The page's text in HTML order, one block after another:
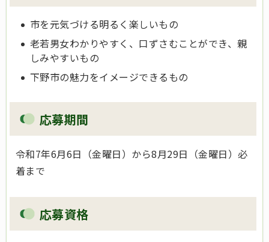
市を元気づける明るく楽しいもの
老若男女わかりやすく、口ずさむことができ、親
しみやすいもの
下野市の魅力をイメージできるもの
応募期間
令和7年6月6日（金曜日）から8月29日（金曜日）必
着まで
応募資格